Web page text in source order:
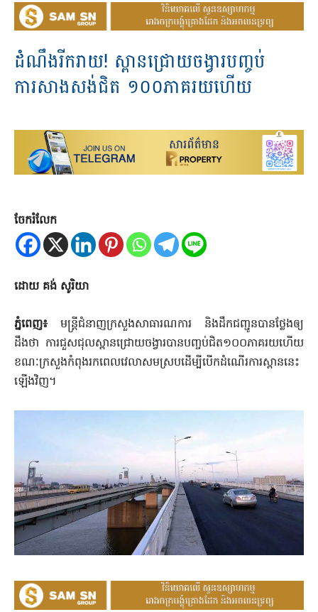
ដំណឹង​រីករាយ! ស្ពាន​ជ្រោយចង្វារ​បញ្ចប់​
ការសាងសង់​ជិត ១០០ភាគរយ​ហើយ
ចែករំលែក
ដោយ គង់ សូរិយា
ភ្នំពេញ៖ មន្ត្រី​ជំនាញ​ក្រសួង​សាធារណការ និង​ដឹកជញ្ជូន​បាន​ថ្លែង​ឲ្យ​
ដឹងថា ការជួសជុល​ស្ពាន​ជ្រោយចង្វារ​បានបញ្ចប់​ជិត១០០ភាគរយ​ហើយ
ខណៈ​ក្រសួង​កំពុង​រក​ពេលវេលា​សមស្រប​ដើម្បី​បើក​ដំណើរការ​ស្ពាន​នេះ​
ឡើងវិញ។